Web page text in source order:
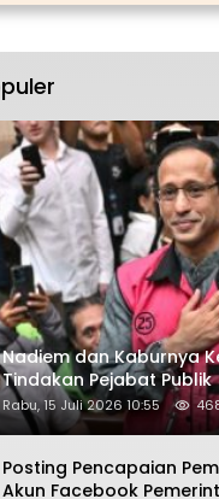
Nadiem dan Kaburnya
Tindakan Pejabat Publik
Rabu, 15 Juli 2026 10:55
Posting Pencapaian
Akun Facebook